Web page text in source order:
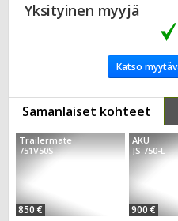
Yksityinen myyjä
Katso
Samanlaiset kohteet
Trailermate
751V50S
850 €
AKU
JS 750-L
900 €